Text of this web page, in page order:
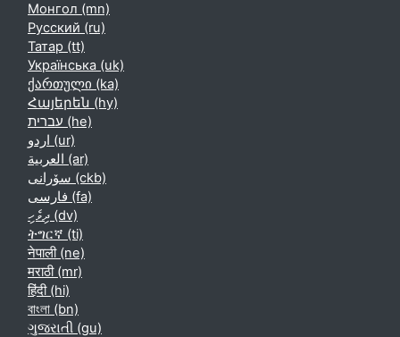
Монгол ‎(mn)‎
Русский ‎(ru)‎
Татар ‎(tt)‎
Українська ‎(uk)‎
ქართული ‎(ka)‎
Հայերեն ‎(hy)‎
עברית ‎(he)‎
اردو ‎(ur)‎
العربية ‎(ar)‎
سۆرانی ‎(ckb)‎
فارسی ‎(fa)‎
ދިވެހި ‎(dv)‎
ትግርኛ ‎(ti)‎
नेपाली ‎(ne)‎
मराठी ‎(mr)‎
हिंदी ‎(hi)‎
বাংলা ‎(bn)‎
ગુજરાતી ‎(gu)‎